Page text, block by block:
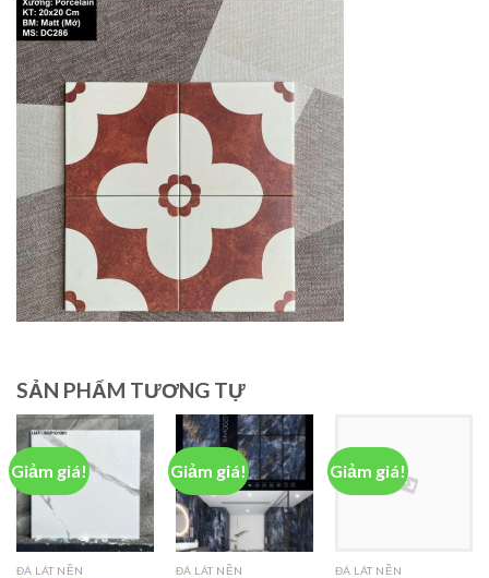
SẢN PHẨM TƯƠNG TỰ
Giảm giá!
ĐÁ LÁT NỀN
Giảm giá!
ĐÁ LÁT NỀN
Giảm giá!
ĐÁ LÁT NỀN